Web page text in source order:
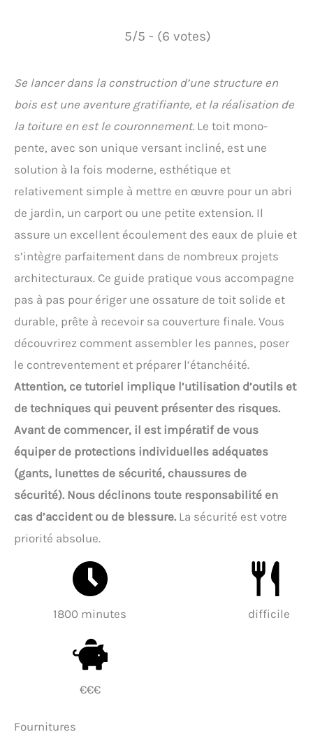
5/5 - (6 votes)
Se lancer dans la construction d’une structure en
bois est une aventure gratifiante, et la réalisation de
la toiture en est le couronnement. Le toit mono-
pente, avec son unique versant incliné, est une
solution à la fois moderne, esthétique et
relativement simple à mettre en œuvre pour un abri
de jardin, un carport ou une petite extension. Il
assure un excellent écoulement des eaux de pluie et
s’intègre parfaitement dans de nombreux projets
architecturaux. Ce guide pratique vous accompagne
pas à pas pour ériger une ossature de toit solide et
durable, prête à recevoir sa couverture finale. Vous
découvrirez comment assembler les pannes, poser
le contreventement et préparer l’étanchéité.
Attention, ce tutoriel implique l’utilisation d’outils et
de techniques qui peuvent présenter des risques.
Avant de commencer, il est impératif de vous
équiper de protections individuelles adéquates
(gants, lunettes de sécurité, chaussures de
sécurité). Nous déclinons toute responsabilité en
cas d’accident ou de blessure. La sécurité est votre
priorité absolue.
1800 minutes difficile
€€€
Fournitures